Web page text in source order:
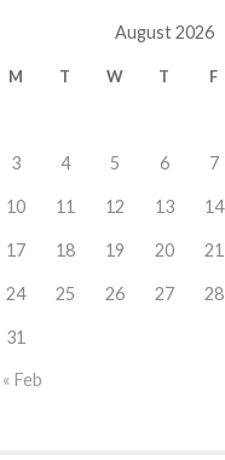
August 2026
M T W T F
« Feb
3 4 5 6 7
10 11 12 13 14
17 18 19 20 21
24 25 26 27 28
31